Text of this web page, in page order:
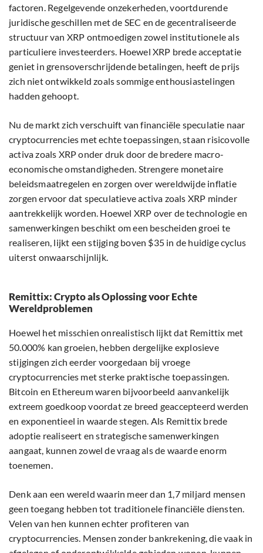
factoren. Regelgevende onzekerheden, voortdurende
juridische geschillen met de SEC en de gecentraliseerde
structuur van XRP ontmoedigen zowel institutionele als
particuliere investeerders. Hoewel XRP brede acceptatie
geniet in grensoverschrijdende betalingen, heeft de prijs
zich niet ontwikkeld zoals sommige enthousiastelingen
hadden gehoopt.
Nu de markt zich verschuift van financiële speculatie naar
cryptocurrencies met echte toepassingen, staan risicovolle
activa zoals XRP onder druk door de bredere macro-
economische omstandigheden. Strengere monetaire
beleidsmaatregelen en zorgen over wereldwijde inflatie
zorgen ervoor dat speculatieve activa zoals XRP minder
aantrekkelijk worden. Hoewel XRP over de technologie en
samenwerkingen beschikt om een bescheiden groei te
realiseren, lijkt een stijging boven $35 in de huidige cyclus
uiterst onwaarschijnlijk.
Remittix: Crypto als Oplossing voor Echte
Wereldproblemen
Hoewel het misschien onrealistisch lijkt dat Remittix met
50.000% kan groeien, hebben dergelijke explosieve
stijgingen zich eerder voorgedaan bij vroege
cryptocurrencies met sterke praktische toepassingen.
Bitcoin en Ethereum waren bijvoorbeeld aanvankelijk
extreem goedkoop voordat ze breed geaccepteerd werden
en exponentieel in waarde stegen. Als Remittix brede
adoptie realiseert en strategische samenwerkingen
aangaat, kunnen zowel de vraag als de waarde enorm
toenemen.
Denk aan een wereld waarin meer dan 1,7 miljard mensen
geen toegang hebben tot traditionele financiële diensten.
Velen van hen kunnen echter profiteren van
cryptocurrencies. Mensen zonder bankrekening, die vaak in